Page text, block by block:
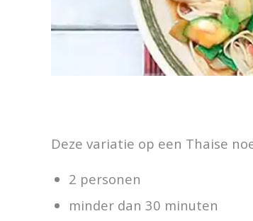
Deze variatie op een Thaise
2 personen
minder dan 30 minuten